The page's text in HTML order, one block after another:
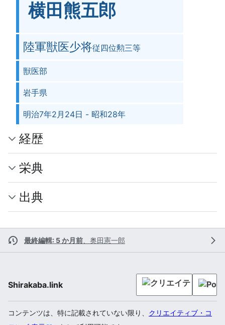
横田熊五郎
陸軍獣医少将従四位勲三等
獣医部
岩手県
明治7年2月24日 - 昭和28年
経歴
栄典
出典
最終編輯: 5 か月前 奥田憲一郎
Shirakaba.link
コンテンツは、特に記載されていない限り、 クリエイティブ・コ